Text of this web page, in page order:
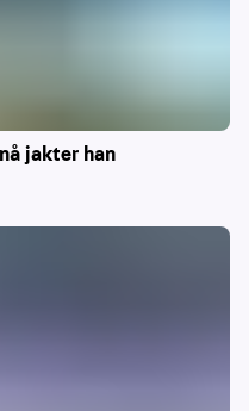
jakter han